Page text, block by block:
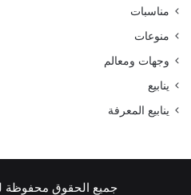
مناسبات
منوعات
وجهات ومعالم
ينابيع
ينابيع المعرفة
جميع الحقوق محفوظة